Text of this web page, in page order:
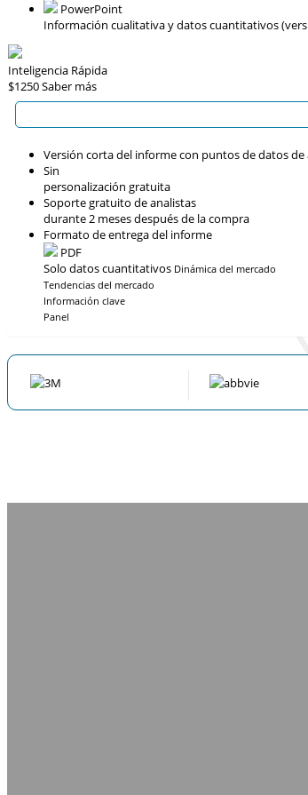
PowerPoint
Información cualitativa y datos cuantitativos
Inteligencia Rápida
$1250Saber más
Versión corta del informe con puntos de datos
Sin
personalización gratuita
Soporte gratuito de analistas
durante 2 meses después de la compra
Formato de entrega del informe
PDF
Solo datos cuantitativos Dinámica del mercado
Tendencias del mercado
Información clave
Panel